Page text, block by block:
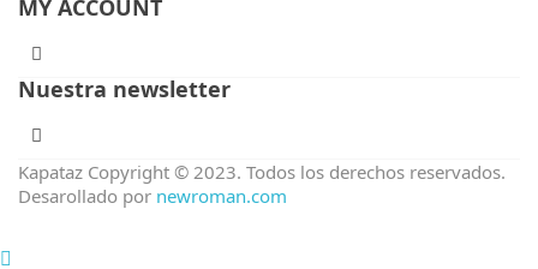
MY ACCOUNT
Nuestra newsletter
Kapataz Copyright © 2023. Todos los derechos reservados.
Desarollado por newroman.com